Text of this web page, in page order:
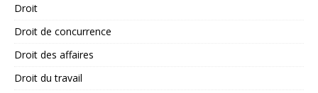
Droit
Droit de concurrence
Droit des affaires
Droit du travail